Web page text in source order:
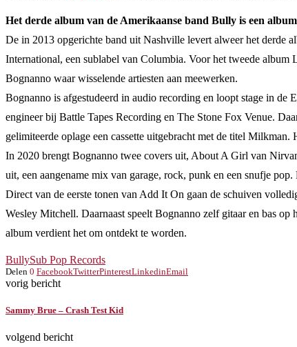
Het derde album van de Amerikaanse band Bully is een
De in 2013 opgerichte band uit Nashville levert alweer het derde
International, een sublabel van Columbia. Voor het tweede album
Bognanno waar wisselende artiesten aan meewerken.
Bognanno is afgestudeerd in audio recording en loopt stage in
engineer bij Battle Tapes Recording en The Stone Fox Venue.
gelimiteerde oplage een cassette uitgebracht met de titel
In 2020 brengt Bognanno twee covers uit, About A Girl van
uit, een aangename mix van garage, rock, punk en een snufje
Direct van de eerste tonen van Add It On gaan de schuiven
Wesley Mitchell. Daarnaast speelt Bognanno zelf gitaar en bas
album verdient het om ontdekt te worden.
BullySub Pop Records
Delen 0 FacebookTwitterPinterestLinkedinEmail
vorig bericht
Sammy Brue – Crash Test Kid
volgend bericht